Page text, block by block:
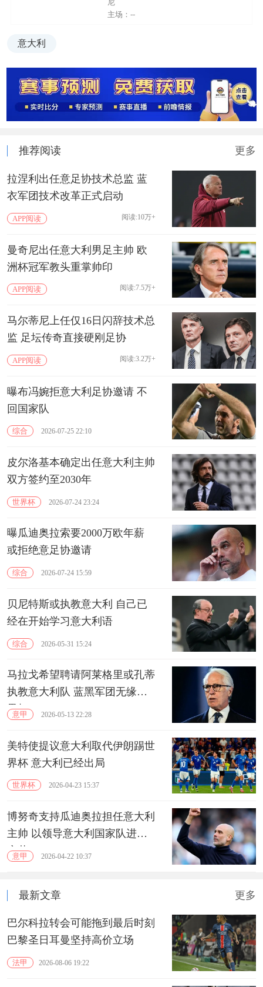
尼
主场：--
意大利
推荐阅读 更多
拉涅利出任意足协技术总监 蓝
衣军团技术改革正式启动
APP阅读 阅读:10万+
曼奇尼出任意大利男足主帅 欧
洲杯冠军教头重掌帅印
APP阅读 阅读:7.5万+
马尔蒂尼上任仅16日闪辞技术总
监 足坛传奇直接硬刚足协
APP阅读 阅读:3.2万+
曝布冯婉拒意大利足协邀请 不
回国家队
综合 2026-07-25 22:10
皮尔洛基本确定出任意大利主帅
双方签约至2030年
世界杯 2026-07-24 23:24
曝瓜迪奥拉索要2000万欧年薪
或拒绝意足协邀请
综合 2026-07-24 15:59
贝尼特斯或执教意大利 自己已
经在开始学习意大利语
综合 2026-05-31 15:24
马拉戈希望聘请阿莱格里或孔蒂
执教意大利队 蓝黑军团无缘世
界杯
意甲 2026-05-13 22:28
美特使提议意大利取代伊朗踢世
界杯 意大利已经出局
世界杯 2026-04-23 15:37
博努奇支持瓜迪奥拉担任意大利
主帅 以领导意大利国家队进行
变革
意甲 2026-04-22 10:37
最新文章 更多
巴尔科拉转会可能拖到最后时刻
巴黎圣日耳曼坚持高价立场
法甲 2026-08-06 19:22